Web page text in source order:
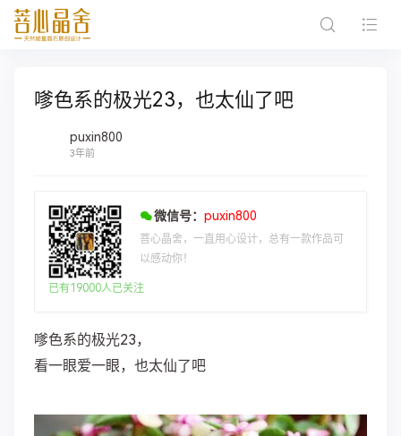
嗲色系的极光23，也太仙了吧
puxin800
3年前
微信号： puxin800
菩心晶舍，一直用心设计，总有一款作品可
以感动你！
已有19000人已关注
嗲色系的极光23，
看一眼爱一眼，也太仙了吧